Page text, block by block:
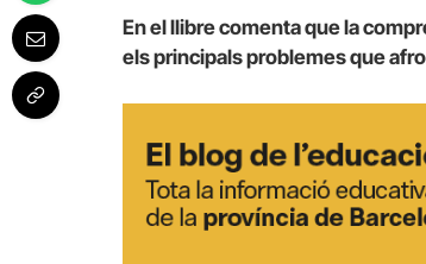
En el llibre comenta que la
els principals problemes que